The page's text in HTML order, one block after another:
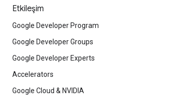
Etkileşim
Google Developer Program
Google Developer Groups
Google Developer Experts
Accelerators
Google Cloud & NVIDIA